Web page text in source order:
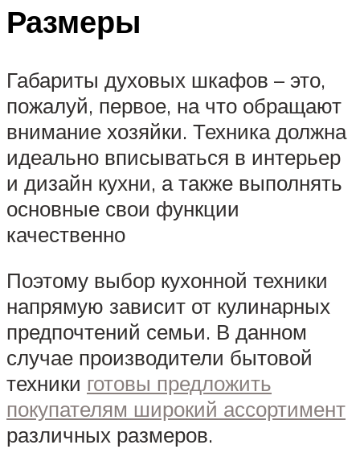
Размеры
Габариты духовых шкафов – это,
пожалуй, первое, на что обращают
внимание хозяйки. Техника должна
идеально вписываться в интерьер
и дизайн кухни, а также выполнять
основные свои функции
качественно
Поэтому выбор кухонной техники
напрямую зависит от кулинарных
предпочтений семьи. В данном
случае производители бытовой
техники готовы предложить
покупателям широкий ассортимент
различных размеров.